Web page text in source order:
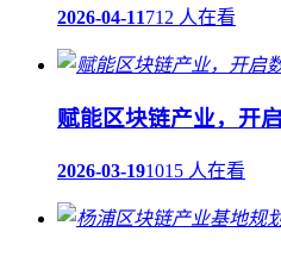
2026-04-11712 人在看
赋能区块链产业，开
2026-03-191015 人在看